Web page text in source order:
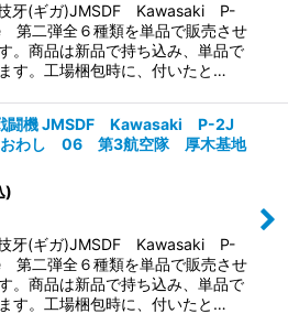
(ギガ)JMSDF Kawasaki P-
二弾全６種類を単品で販売させ
。商品は新品で持ち込み、単品で
す。工場梱包時に、付いたと…
闘機 JMSDF Kawasaki P-2J
わし 06 第3航空隊 厚木基地
)
(ギガ)JMSDF Kawasaki P-
二弾全６種類を単品で販売させ
。商品は新品で持ち込み、単品で
す。工場梱包時に、付いたと…